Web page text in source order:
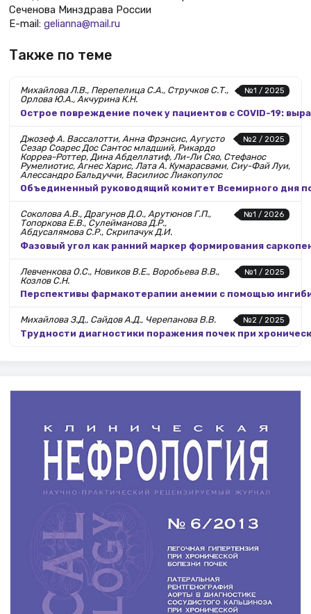
Сеченова Минздрава России
E-mail: gelianna@mail.ru
Также по теме
№1 / 2025
Михайлова Л.В., Перепелица С.А., Стручков С.Т.,
Орлова Ю.А., Акчурина К.Н.
Острое повреждение почек у пациентов с COVID-19:
№2 / 2025
Джозеф А. Вассалотти, Анна Фрэнсис, Аугусто
Сезар Соарес Дос Сантос младший, Рикардо
Корреа-Роттер, Дина Абделлатиф, Ли-Ли Сяо, Стефанос
Румелиотис, Агнес Харис, Лата А. Кумарасвами, Сиу-Фай Луи,
Алессандро Бальдуччи, Василиос Лиакопулос
Объединенный руководящий комитет Всемирного дня
№1 / 2026
Соколова А.В., Драгунов Д.О., Арутюнов Г.П.,
Топоркова Е.В., Сулейманова Д.Р.,
Абдусалямова С.Р., Скрипачук Д.И.
Фазовый угол как ранний маркер формирования
№1 / 2025
Левченкова О.С., Новиков В.Е., Воробьева В.В.,
Козлов С.Н.
Перспективы фармакотерапии анемии с помощью
№2 / 2025
Михайлова З.Д., Сайдов А.Д., Черепанова В.В.
Трудности диагностики поражения почек при